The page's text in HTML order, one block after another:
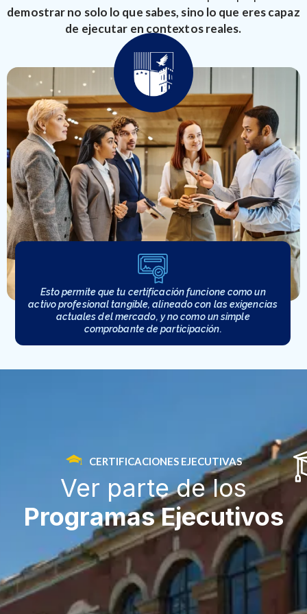
Esto permite que tu certificación funcione como un
activo profesional tangible, alineado con las exigencias
actuales del mercado, y no como un simple
comprobante de participación.
demostrar no solo lo que sabes, sino lo que eres capaz
de ejecutar en contextos reales.
CERTIFICACIONES EJECUTIVAS
Ver parte de los
Programas Ejecutivos
3
4